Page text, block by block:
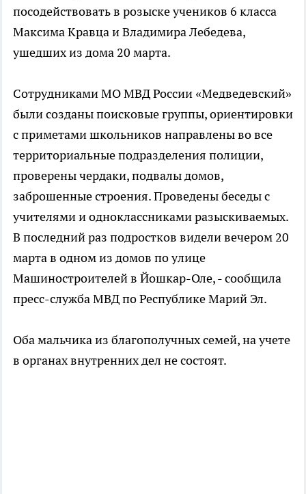
посодействовать в розыске учеников 6 класса
Максима Кравца и Владимира Лебедева,
ушедших из дома 20 марта.
Сотрудниками МО МВД России «Медведевский»
были созданы поисковые группы, ориентировки
с приметами школьников направлены во все
территориальные подразделения полиции,
проверены чердаки, подвалы домов,
заброшенные строения. Проведены беседы с
учителями и одноклассниками разыскиваемых.
В последний раз подростков видели вечером 20
марта в одном из домов по улице
Машиностроителей в Йошкар-Оле, - сообщила
пресс-служба МВД по Республике Марий Эл.
Оба мальчика из благополучных семей, на учете
в органах внутренних дел не состоят.